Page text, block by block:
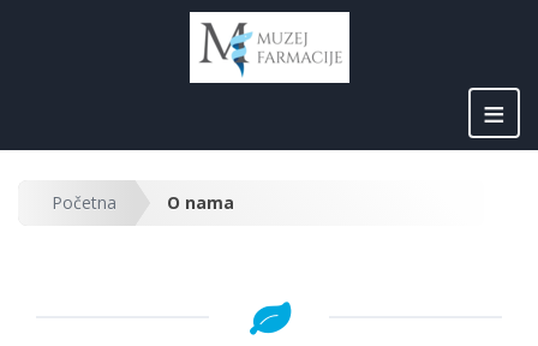
≡
Početna O nama